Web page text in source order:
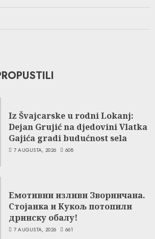
Iz Švajcarske u rodni Lokanj:
Dejan Grujić na djedovini Vlatka
Gajića gradi budućnost sela
7 AUGUSTA, 2026 608
Емотивни изливи Зворничана.
Стојанка и Кукољ потопили
дринску обалу!
7 AUGUSTA, 2026 661